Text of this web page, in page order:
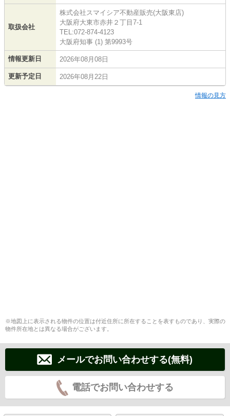
取扱会社
株式会社スマイシア不動産販売(大阪東店)
大阪府大東市赤井２丁目7-1
TEL:072-874-4123
大阪府知事 (1) 第9993号
情報更新日 2026年08月08日
更新予定日 2026年08月22日
情報の見方
※地図上に表示される物件の位置は付近住所に所在することを表すものであり、実際の
物件所在地とは異なる場合がございます。
メールでお問い合わせする(無料)
電話でお問い合わせする